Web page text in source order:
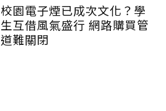
校園電子煙已成次文化？學
生互借風氣盛行 網路購買管
道難關閉